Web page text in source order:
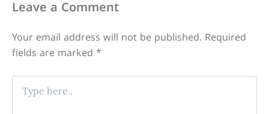
Leave a Comment
Your email address will not be published. Required
fields are marked *
Type
here..